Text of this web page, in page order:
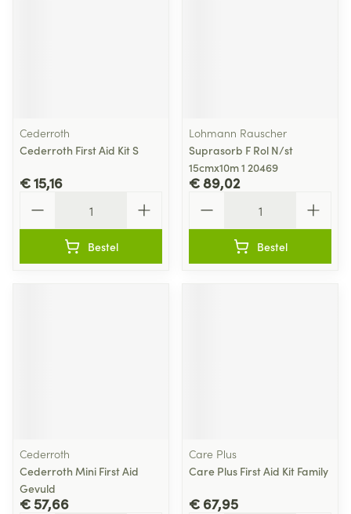
Cederroth
Cederroth First Aid Kit S
€ 15,16
Bestel
Lohmann Rauscher
Suprasorb F Rol N/st
15cmx10m 1 20469
€ 89,02
Bestel
Cederroth
Cederroth Mini First Aid
Gevuld
€ 57,66
Care Plus
Care Plus First Aid Kit Family
€ 67,95